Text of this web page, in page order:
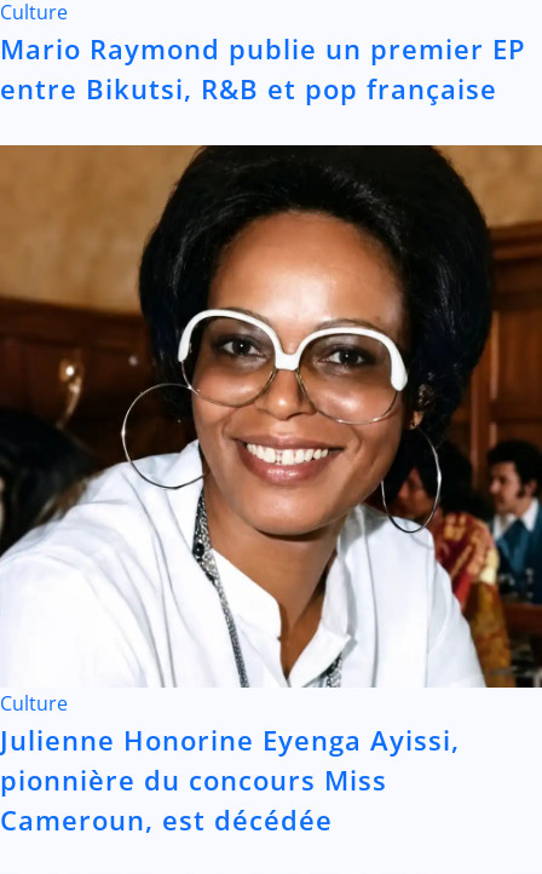
Culture
Mario Raymond publie un premier EP
entre Bikutsi, R&B et pop française
Culture
Julienne Honorine Eyenga Ayissi,
pionnière du concours Miss
Cameroun, est décédée